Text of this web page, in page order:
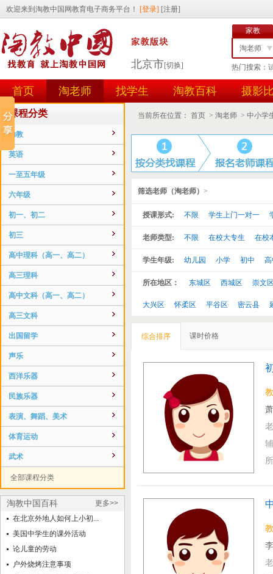
北京市[切换]
家教
淘老师
找学生
任务id
用户id
热门搜索：
首页 淘老师 找学生 淘教百科 摄影
课程分类
幼教
英语
一至五年级
六年级
初一、初二
初三
高中理科（高一、高二）
高三理科
高中文科（高一、高二）
高三文科
出国留学
声乐
西洋乐器
民族乐器
表演、舞蹈、美术
体育运动
武术
全部课程分类
淘教中国百科
更多>>
在北京外地人如何上小初...
美国中学生的课外活动
论儿童的劳动
户外烧烤注意事项
当前所在位置： 首页 > 淘老师 > 中小学
筛选老师（淘老师） >
授课形式: 不限 学生上门一对一
老师类型: 不限 在校大专生 在校
学生年级: 幼儿园 小学 初中
所在地区： 东城区 西城区 崇文
大兴区 怀柔区 平谷区 密云县
综合排序 课时价格